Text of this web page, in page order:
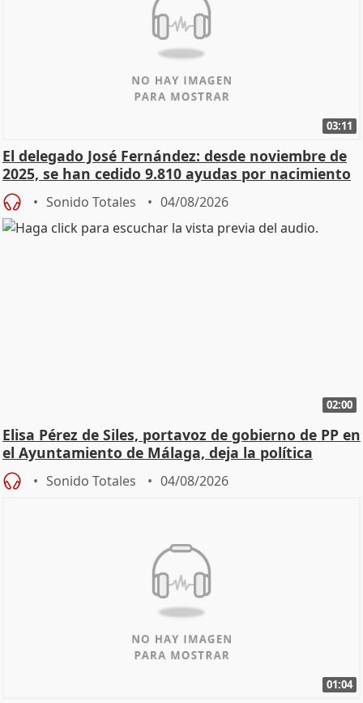
03:11
El delegado José Fernández: desde noviembre de
2025, se han cedido 9.810 ayudas por nacimiento
Sonido Totales 04/08/2026
02:00
Elisa Pérez de Siles, portavoz de gobierno de PP en
el Ayuntamiento de Málaga, deja la política
Sonido Totales 04/08/2026
01:04